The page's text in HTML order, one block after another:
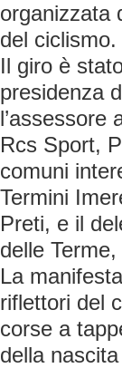
organizzata
del ciclismo.
Il giro è
presidenza
l’assessore
Rcs Sport,
comuni
Termini
Preti, e il
delle
La
riflettori del
corse a
della